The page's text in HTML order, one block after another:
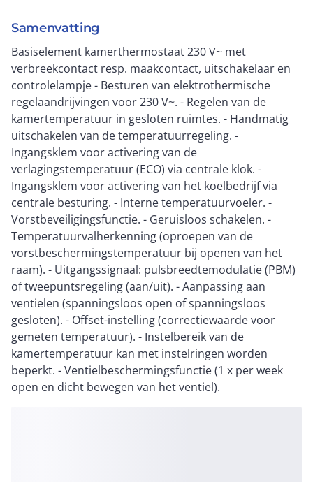
Samenvatting
Basiselement kamerthermostaat 230 V~ met
verbreekcontact resp. maakcontact, uitschakelaar en
controlelampje - Besturen van elektrothermische
regelaandrijvingen voor 230 V~. - Regelen van de
kamertemperatuur in gesloten ruimtes. - Handmatig
uitschakelen van de temperatuurregeling. -
Ingangsklem voor activering van de
verlagingstemperatuur (ECO) via centrale klok. -
Ingangsklem voor activering van het koelbedrijf via
centrale besturing. - Interne temperatuurvoeler. -
Vorstbeveiligingsfunctie. - Geruisloos schakelen. -
Temperatuurvalherkenning (oproepen van de
vorstbeschermingstemperatuur bij openen van het
raam). - Uitgangssignaal: pulsbreedtemodulatie (PBM)
of tweepuntsregeling (aan/uit). - Aanpassing aan
ventielen (spanningsloos open of spanningsloos
gesloten). - Offset-instelling (correctiewaarde voor
gemeten temperatuur). - Instelbereik van de
kamertemperatuur kan met instelringen worden
beperkt. - Ventielbeschermingsfunctie (1 x per week
open en dicht bewegen van het ventiel).